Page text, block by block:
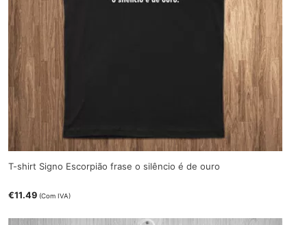
T-shirt Signo Escorpião frase o silêncio é de ouro
€11.49 (Com IVA)